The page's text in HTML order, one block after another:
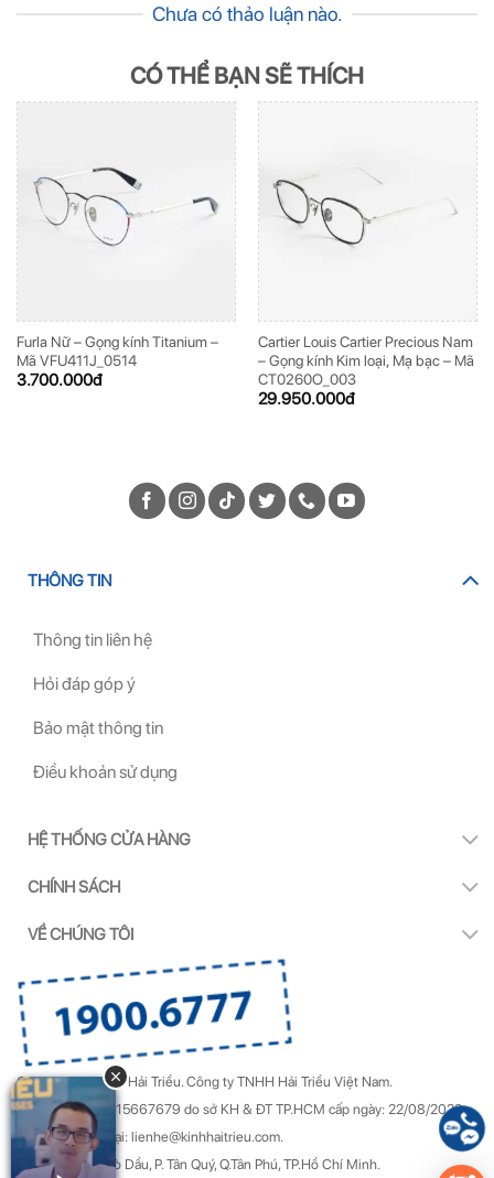
Chưa có thảo luận nào.
CÓ THỂ BẠN SẼ THÍCH
Furla Nữ – Gọng kính Titanium –
Mã VFU411J_0514
3.700.000đ
Cartier Louis Cartier Precious Nam
– Gọng kính Kim loại, Mạ bạc – Mã
CT0260O_003
29.950.000đ
THÔNG TIN
Thông tin liên hệ
Hỏi đáp góp ý
Bảo mật thông tin
Điều khoản sử dụng
HỆ THỐNG CỬA HÀNG
CHÍNH SÁCH
VỀ CHÚNG TÔI
Copyright by Kính Hải Triều.Công ty TNHH Hải Triều Việt Nam.
GPDKKD Số: 0315667679 do sở KH & ĐT TP.HCM cấp ngày: 22/08/2022.
Góp ý & Khiếu nại: lienhe@kinhhaitrieu.com.
Địa chỉ: 50/22 Gò Dầu, P. Tân Quý, Q.Tân Phú, TP.Hồ Chí Minh.